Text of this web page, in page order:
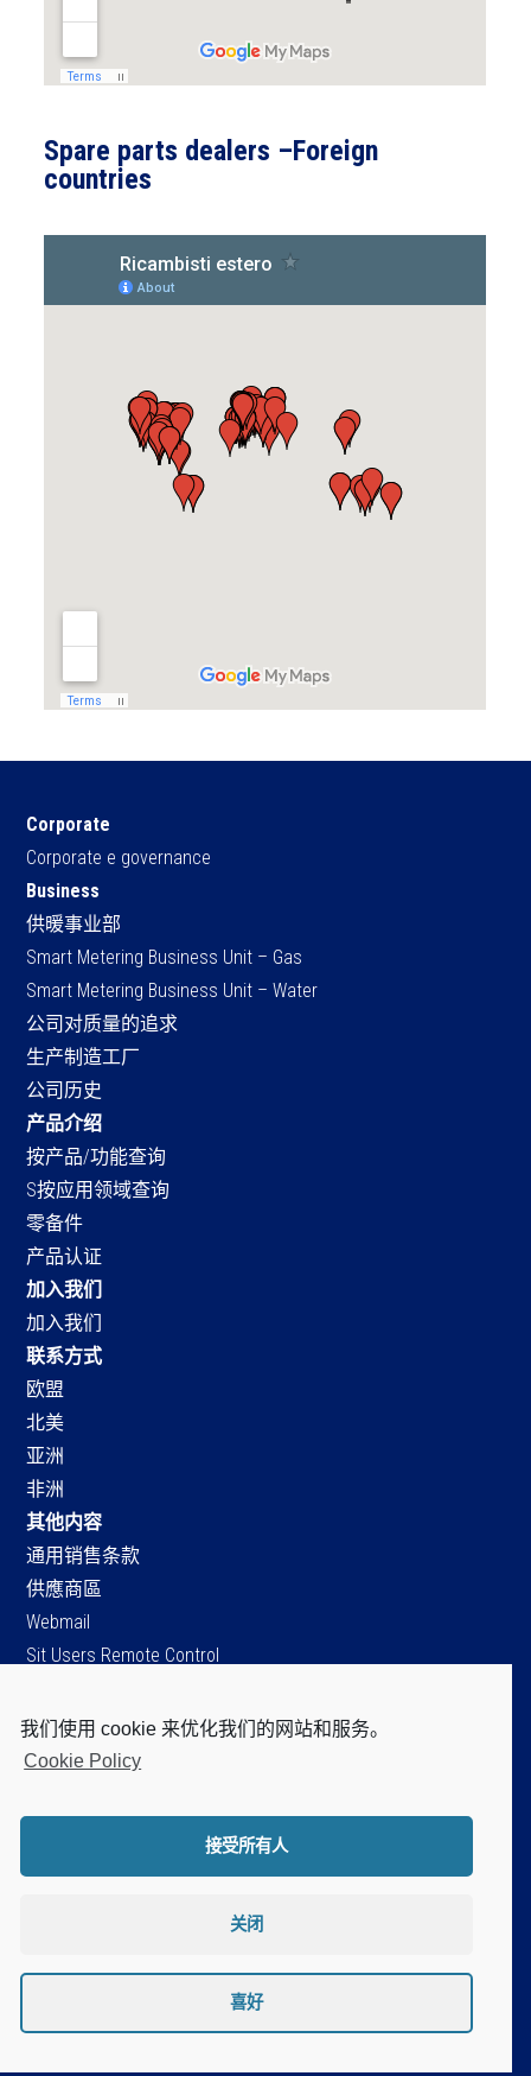
Spare parts dealers –Foreign
countries
Corporate
Corporate e governance
Business
供暖事业部
Smart Metering Business Unit – Gas
Smart Metering Business Unit – Water
公司对质量的追求
生产制造工厂
公司历史
产品介绍
按产品/功能查询
S按应用领域查询
零备件
产品认证
加入我们
加入我们
联系方式
欧盟
北美
亚洲
非洲
其他内容
通用销售条款
供應商區
Webmail
Sit Users Remote Control
SIT S.p.A.
Viale dell’Industria, 34
Cap.soc. Є 96.151.920,60 i.v.
P.IVA / C.F. / Iscr. Reg. Imprese di PD.
Privacy Policy
我们使用 cookie 来优化我们的网站和服务。
Cookie Policy
接受所有人
关闭
喜好